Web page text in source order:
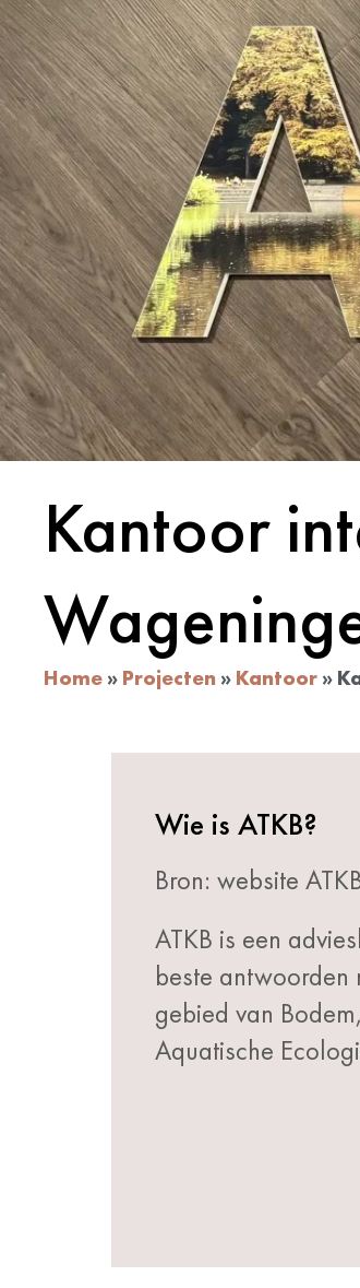
Kantoor
Home » Projecten » Kantoor »
Wie is ATKB?
Bron: website
ATKB is een
beste
gebied van
Aquatische